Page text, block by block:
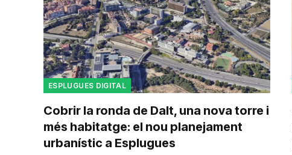
ESPLUGUES DIGITAL
Cobrir la ronda de Dalt, una nova torre i
més habitatge: el nou planejament
urbanístic a Esplugues